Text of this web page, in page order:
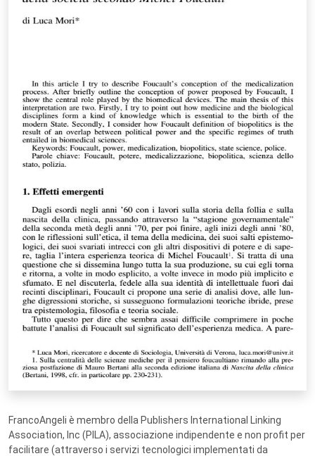
FrancoAngeli è membro della Publishers International Linking
Association, Inc (PILA), associazione indipendente e non profit per
facilitare (attraverso i servizi tecnologici implementati da